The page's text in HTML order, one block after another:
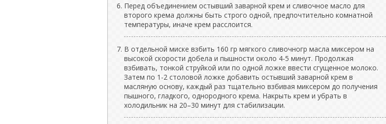
Перед объединением остывший заварной крем и сливочное масло для
второго крема должны быть строго одной, предпочтительно комнатной
температуры, иначе крем расслоится.
В отдельной миске взбить 160 гр мягкого сливочногр масла миксером на
высокой скорости добела и пышности около 4-5 минут. Продолжая
взбивать, тонкой струйкой или по одной ложке ввести сгущенное молоко.
Затем по 1-2 столовой ложке добавить остывший заварной крем в
масляную основу, каждый раз тщательно взбивая миксером до получения
пышного, гладкого, однородного крема. Накрыть крем и убрать в
холодильник на 20–30 минут для стабилизации.